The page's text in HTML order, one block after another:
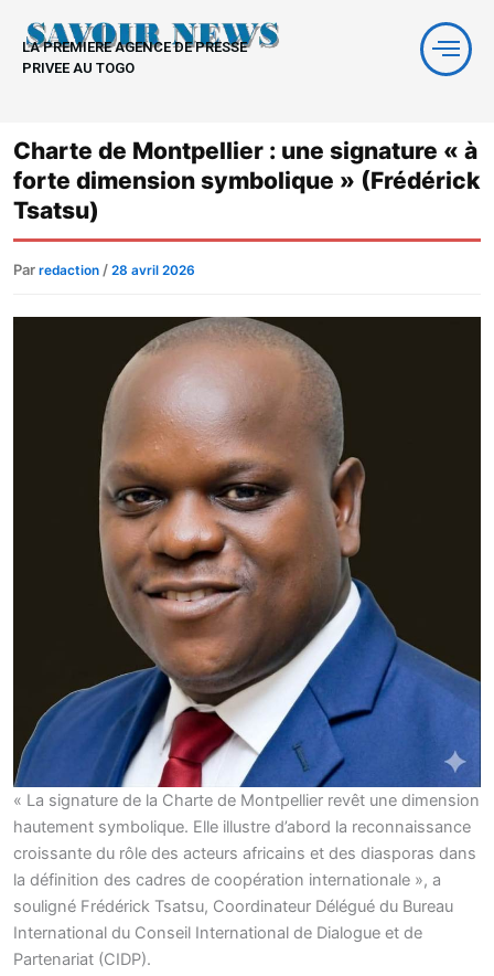
contenu
LA PREMIERE AGENCE DE PRESSE
PRIVEE AU TOGO
Charte de Montpellier : une signature « à
forte dimension symbolique » (Frédérick
Tsatsu)
Par redaction / 28 avril 2026
« La signature de la Charte de Montpellier revêt une dimension
hautement symbolique. Elle illustre d’abord la reconnaissance
croissante du rôle des acteurs africains et des diasporas dans
la définition des cadres de coopération internationale », a
souligné Frédérick Tsatsu, Coordinateur Délégué du Bureau
International du Conseil International de Dialogue et de
Partenariat (CIDP).